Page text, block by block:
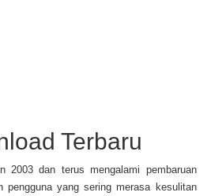
Terbaru
2003 dan terus mengalami pembaruan
pengguna yang sering merasa kesulitan